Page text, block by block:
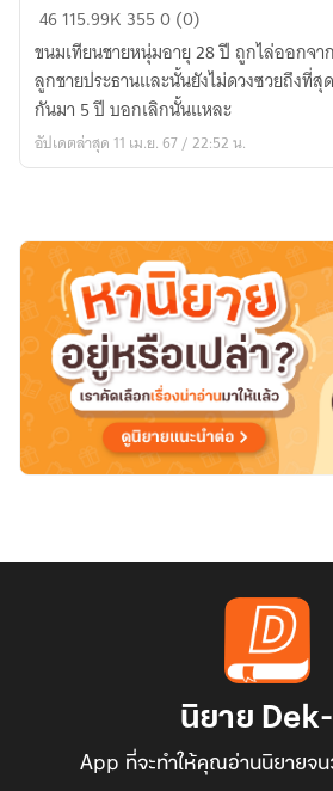
ร้าน
ขนม
หวาน
(ชื่อ
ชั่วคราว)
46115.99K 3550 (0)
ขนมเทียนชายหนุ่มอายุ 28 ปี ถูกไล่ออกจา
ลูกชายประธานและนั้นยังไม่ดวงซวยถึงที่
กันมา 5 ปี บอกเลิกนั้นแหละ
อัปเดตล่าสุด 11 เม.ย. 67 / 22:52 น.
นิยาย
App ที่จะทำให้คุณอ่านนิยายจน